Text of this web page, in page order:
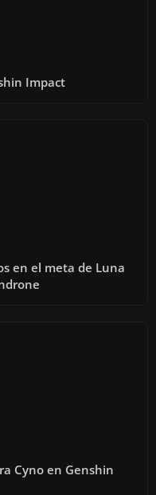
Impact
en el meta de Luna
Cyno en Genshin